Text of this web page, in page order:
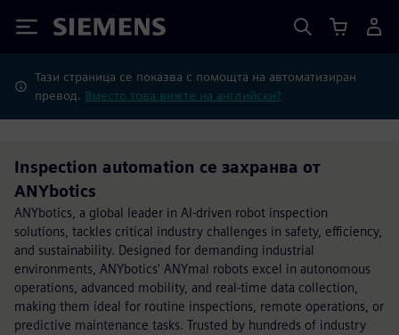
Siemens
Тази страница се показва с помощта на автоматизиран
превод. Вместо това вижте на английски?
Inspection automation се захранва от
ANYbotics
ANYbotics, a global leader in AI-driven robot inspection
solutions, tackles critical industry challenges in safety, efficiency,
and sustainability. Designed for demanding industrial
environments, ANYbotics' ANYmal robots excel in autonomous
operations, advanced mobility, and real-time data collection,
making them ideal for routine inspections, remote operations, or
predictive maintenance tasks. Trusted by hundreds of industry